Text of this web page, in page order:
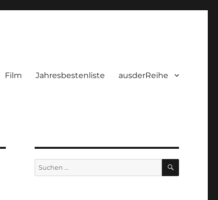
Film Jahresbestenliste ausderReihe
Suchen
nach:
SUCHEN